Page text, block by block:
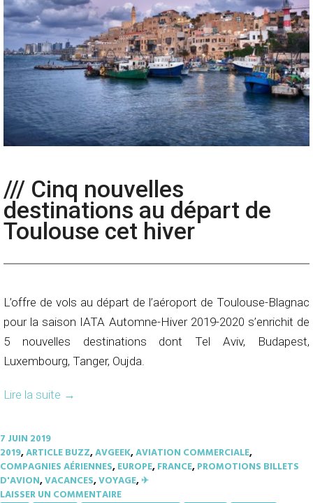
/// Cinq nouvelles
destinations au départ de
Toulouse cet hiver
L’offre de vols au départ de l’aéroport de Toulouse-Blagnac
pour la saison IATA Automne-Hiver 2019-2020 s’enrichit de
5 nouvelles destinations dont Tel Aviv, Budapest,
Luxembourg, Tanger, Oujda.
Lire la suite →
7 JUIN 2019
2019,ARTICLE BUZZ,AVGEEK,AVIATION COMMERCIALE,
COMPAGNIES AÉRIENNES,EUROPE,FRANCE,PROMOTIONS BILLETS
D'AVION,VACANCES,VOYAGE,✈︎
LAISSER UN COMMENTAIRE